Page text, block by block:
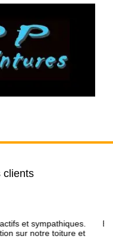
clients
de ses clients, bons
nettoyé.